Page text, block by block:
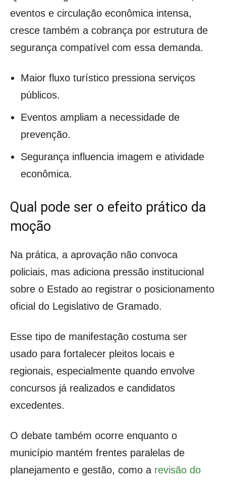
eventos e circulação econômica intensa,
cresce também a cobrança por estrutura de
segurança compatível com essa demanda.
Maior fluxo turístico pressiona serviços
públicos.
Eventos ampliam a necessidade de
prevenção.
Segurança influencia imagem e atividade
econômica.
Qual pode ser o efeito prático da
moção
Na prática, a aprovação não convoca
policiais, mas adiciona pressão institucional
sobre o Estado ao registrar o posicionamento
oficial do Legislativo de Gramado.
Esse tipo de manifestação costuma ser
usado para fortalecer pleitos locais e
regionais, especialmente quando envolve
concursos já realizados e candidatos
excedentes.
O debate também ocorre enquanto o
município mantém frentes paralelas de
planejamento e gestão, como a revisão do